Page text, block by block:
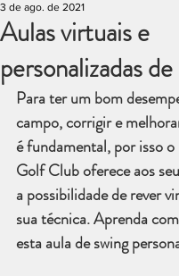
Aulas virtuais e
personalizadas
3 de ago. de 2021
Para ter um bom
campo, corrigir e
é fundamental, por isso
Golf Club oferece aos
a possibilidade de rever
sua técnica. Aprenda
esta aula de swing